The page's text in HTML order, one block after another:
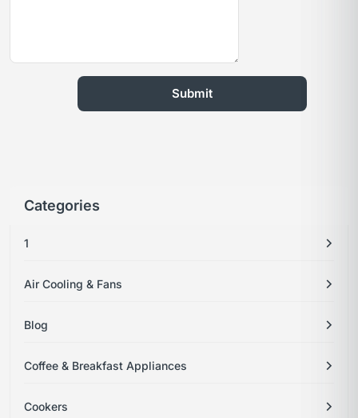
Categories
1
Air Cooling & Fans
Blog
Coffee & Breakfast Appliances
Cookers